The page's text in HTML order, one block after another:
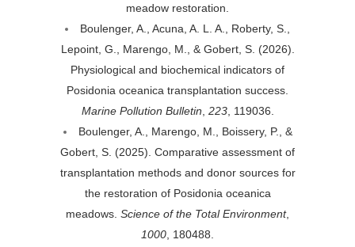
meadow restoration.
Boulenger, A., Acuna, A. L. A., Roberty, S.,
Lepoint, G., Marengo, M., & Gobert, S. (2026).
Physiological and biochemical indicators of
Posidonia oceanica transplantation success.
Marine Pollution Bulletin 223, 119036.
Boulenger, A., Marengo, M., Boissery, P., &
Gobert, S. (2025). Comparative assessment of
transplantation methods and donor sources for
the restoration of Posidonia oceanica
meadows. Science of the Total Environment,
1000 , 180488.